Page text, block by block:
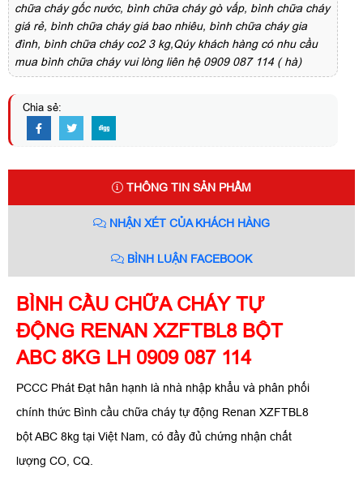
chữa cháy gốc nước, bình chữa cháy gò vấp, bình chữa cháy
giá rẻ, bình chữa cháy giá bao nhiêu, bình chữa cháy gia
đình, bình chữa cháy co2 3 kg,Qúy khách hàng có nhu cầu
mua bình chữa cháy vui lòng liên hệ 0909 087 114 ( hà)
Chia sẻ:
THÔNG TIN SẢN PHẨM
NHẬN XÉT CỦA KHÁCH HÀNG
BÌNH LUẬN FACEBOOK
BÌNH CẦU CHỮA CHÁY TỰ
ĐỘNG RENAN XZFTBL8 BỘT
ABC 8KG LH 0909 087 114
PCCC Phát Đạt hân hạnh là nhà nhập khẩu và phân phối
chính thức Bình cầu chữa cháy tự động Renan XZFTBL8
bột ABC 8kg tại Việt Nam, có đầy đủ chứng nhận chất
lượng CO, CQ.